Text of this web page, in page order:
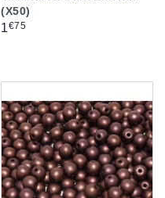
(X50)
Prix
1€75